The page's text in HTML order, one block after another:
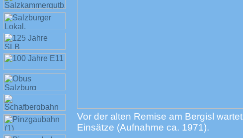
Vor der alten Remise am Bergisl
Einsätze (Aufnahme ca. 1971).